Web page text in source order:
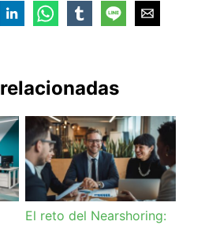
El reto del Nearshoring: